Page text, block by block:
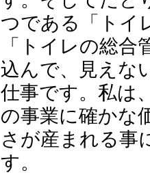
つである「トイ
「トイレの総
込んで、見えな
仕事です。私は
の事業に確かな
さが産まれる事
す。